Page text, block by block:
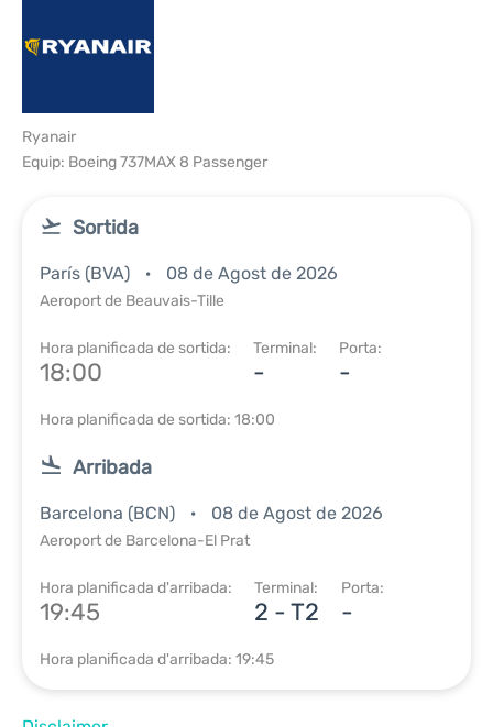
Ryanair
Equip: Boeing 737MAX 8 Passenger
Sortida
París (BVA) 08 de Agost de 2026
Aeroport de Beauvais-Tille
Hora planificada de sortida:
18:00
Terminal:
-
Porta:
-
Hora planificada de sortida: 18:00
Arribada
Barcelona (BCN) 08 de Agost de 2026
Aeroport de Barcelona-El Prat
Hora planificada d'arribada:
19:45
Terminal:
2 - T2
Porta:
-
Hora planificada d'arribada: 19:45